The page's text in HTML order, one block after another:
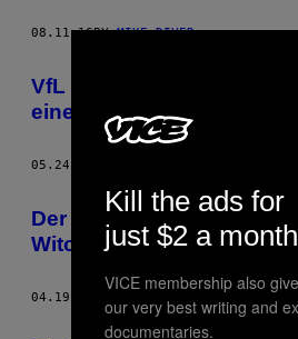
08.11.16BYMIKE DIVER
VfL Wolfsburg zahlt FIFA-
einen „sehr angenehmen
05.24.16
Der Designer hinter der
Witcher 3: Wild Hunt’
04.19.16
Kill the ads for
just $2 a month
VICE membership also
our very best writing and
documentaries.